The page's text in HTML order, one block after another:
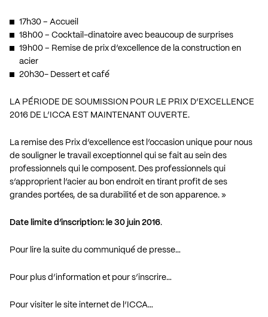
17h30 – Accueil
18h00 – Cocktail-dinatoire avec beaucoup de surprises
19h00 – Remise de prix d’excellence de la construction en
acier
20h30- Dessert et café
LA PÉRIODE DE SOUMISSION POUR LE PRIX D’EXCELLENCE
2016 DE L’ICCA EST MAINTENANT OUVERTE.
La remise des Prix d’excellence est l’occasion unique pour nous
de souligner le travail exceptionnel qui se fait au sein des
professionnels qui le composent. Des professionnels qui
s’approprient l’acier au bon endroit en tirant profit de ses
grandes portées, de sa durabilité et de son apparence. »
Date limite d’inscription: le 30 juin 2016.
Pour lire la suite du communiqué de presse…
Pour plus d’information et pour s’inscrire…
Pour visiter le site internet de l’ICCA…